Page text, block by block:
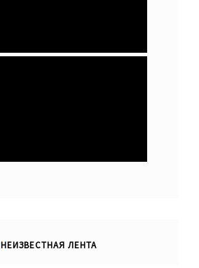
НЕИЗВЕСТНАЯ ЛЕНТА